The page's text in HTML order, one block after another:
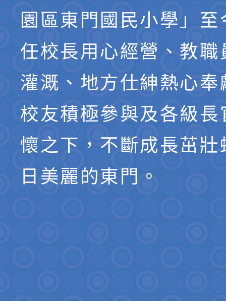
園區東門國民小學」
任校長用心經營、教職
灌溉、地方仕紳熱心奉
校友積極參與及各級長
懷之下，不斷成長茁壯
日美麗的東門。